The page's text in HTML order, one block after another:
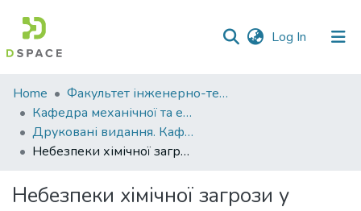
Log In (current)
Communities
&
Collections
Statistics
Home
Факультет інженерно-технологічний
Кафедра механічної та електричної інженерії
Друковані видання. Кафедра механічної та електричної інженерії
Небезпеки хімічної загрози у військовий час.
Небезпеки хімічної загрози у